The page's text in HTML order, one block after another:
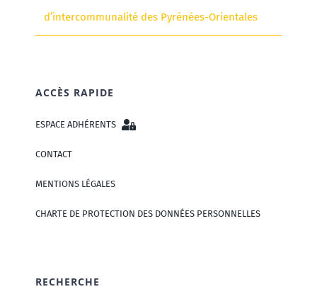
d’intercommunalité des Pyrénées-Orientales
ACCÈS RAPIDE
ESPACE ADHÉRENTS
CONTACT
MENTIONS LÉGALES
CHARTE DE PROTECTION DES DONNÉES PERSONNELLES
RECHERCHE